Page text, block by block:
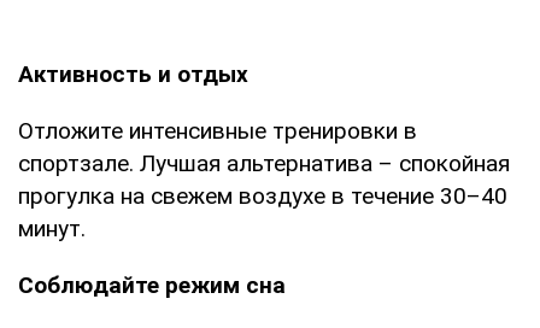
Активность и отдых
Отложите интенсивные тренировки в
спортзале. Лучшая альтернатива – спокойная
прогулка на свежем воздухе в течение 30–40
минут.
Соблюдайте режим сна